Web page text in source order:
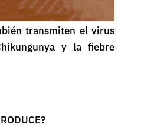
transmiten el virus
y la fiebre